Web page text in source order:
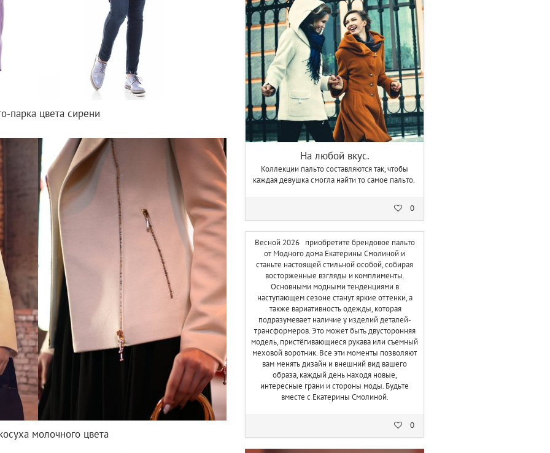
парка цвета сирени
молочного цвета
На любой вкус.
Коллекции пальто составляются так, чтобы
каждая девушка смогла найти то самое пальто.
0
Весной 2026 приобретите брендовое пальто
от Модного дома Екатерины Смолиной и
станьте настоящей стильной особой, собирая
восторженные взгляды и комплименты.
Основными модными тенденциями в
наступающем сезоне станут яркие оттенки, а
также вариативность одежды, которая
подразумевает наличие у изделий деталей-
трансформеров. Это может быть двусторонняя
модель, пристёгивающиеся рукава или съемный
меховой воротник. Все эти моменты позволяют
вам менять дизайн и внешний вид вашего
образа, каждый день находя новые,
интересные грани и стороны моды. Будьте
вместе с Екатерины Смолиной.
0